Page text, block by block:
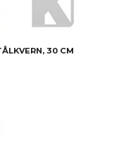
30 CM